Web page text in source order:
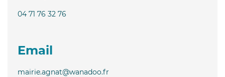
04 71 76 32 76
Email
mairie.agnat@wanadoo.fr